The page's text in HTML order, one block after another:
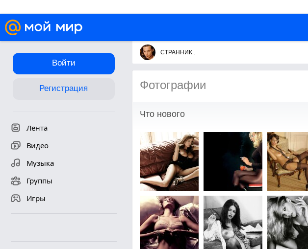
Войти
Регистрация
Лента
Видео
Музыка
Группы
Игры
СТРАННИК .
Фотографии
Что нового